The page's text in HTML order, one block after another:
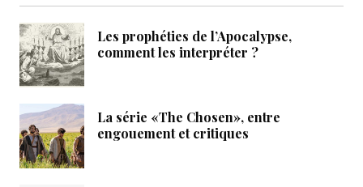
Opinions
Publireportage
Relations Aujourd'hui
Société
Tour du monde des Eglises
Trait d'Ixène
Vécu
Vie Intérieure
Les prophéties de l’Apocalypse,
comment les interpréter ?
La série «The Chosen», entre
engouement et critiques